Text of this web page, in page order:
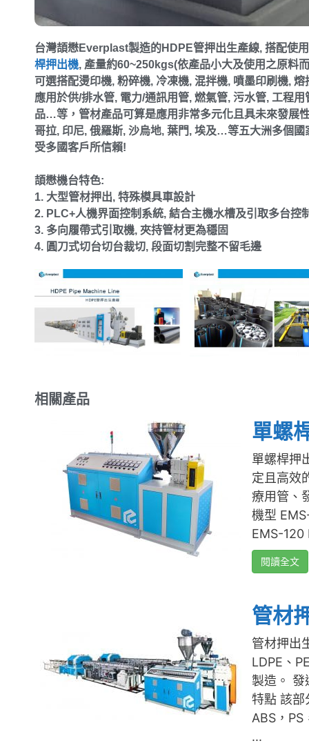
台灣頡懋Everplast製造的HDPE管押出生產線, 搭配使用
桿押出機, 產量約60~250kgs(依產品小大及使用之原料
可選搭配燙印機, 粉碎機, 冷凍機, 混拌機, 噴墨印刷機, 熔
應用於供/排水管, 電力/通訊用管, 燃氣管, 污水管, 工程用
品…等，管材產品可算是應用非常多元化且具未來發展
哥拉, 印尼, 俄羅斯, 沙烏地, 葉門, 埃及…等五大洲多個國
受多國客戶所信賴!
頡懋機台特色:
1. 大型管材押出, 特殊模具車設計
2. PLC+人機界面控制系統, 結合主機水槽及引取多台控
3. 多向履帶式引取機, 夾持管材更為穩固
4. 圓刀式切台切台裁切, 段面切割完整不留毛邊
相關產品
單螺
單螺桿押
定且高效
療用管、
機型
EMS-
閱讀全文
管材
管材押出
LDPE、
製造。
特點 該部
ABS，
...